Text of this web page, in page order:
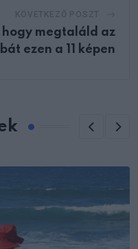
hogy megtaláld az
ezen a 11 képen